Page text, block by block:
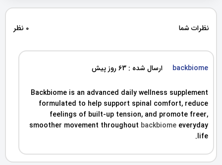
نظرات شما 0 نظر
backbiome ارسال شده : 63 روز پیش
Backbiome is an advanced daily wellness supplement
formulated to help support spinal comfort, reduce
feelings of built-up tension, and promote freer,
smoother movement throughout backbiome everyday
life.